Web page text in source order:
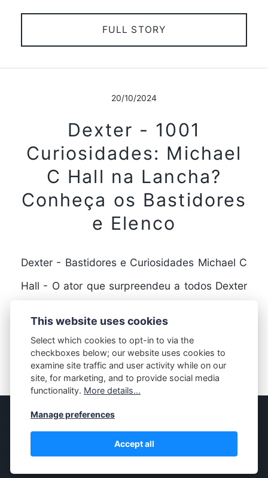
FULL STORY
20/10/2024
Dexter - 1001
Curiosidades: Michael
C Hall na Lancha?
Conheça os Bastidores
e Elenco
Dexter - Bastidores e Curiosidades Michael C
Hall - O ator que surpreendeu a todos Dexter
FULL STORY
© MASSIVELY
This website uses cookies
Select which cookies to opt-in to via the
checkboxes below; our website uses cookies to
examine site traffic and user activity while on our
site, for marketing, and to provide social media
functionality. More details...
Manage preferences
Accept all